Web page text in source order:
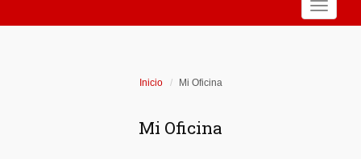
Toggle
Inicio Mi Oficina
Mi Oficina